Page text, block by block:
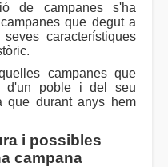
de campanes s'ha
que degut a
característiques
campanes que
d'un poble i del seu
que durant anys hem
i possibles
campana